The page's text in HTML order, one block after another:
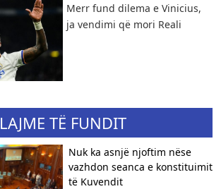
Merr fund dilema e Vinicius,
ja vendimi që mori Reali
LAJME TË FUNDIT
Nuk ka asnjë njoftim nëse
vazhdon seanca e konstituimit
të Kuvendit